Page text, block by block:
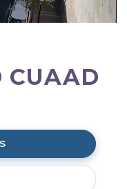
CUAAD